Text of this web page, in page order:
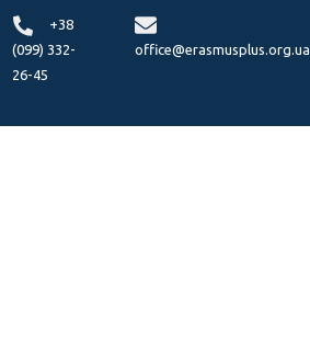
+38
(099) 332-
26-45
office@erasmusplus.org.ua